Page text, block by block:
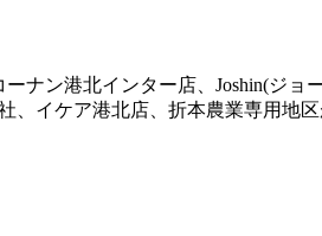
ナン港北インター店、Joshin(ジョ
イケア港北店、折本農業専用地区